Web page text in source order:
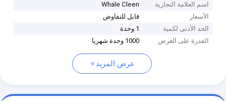
اسم العلامة التجارية
Whale Cleen
الأسعار
قابل للتفاوض
الحد الأدنى لكمية
1 وحدة
القدرة على العرض
1000 وحدة شهريا
عرض المزيد